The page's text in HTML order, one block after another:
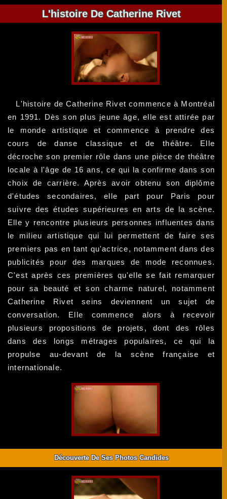
L'histoire De Catherine Rivet
L'histoire de Catherine Rivet commence à Montréal
en 1991. Dès son plus jeune âge, elle est attirée par
le monde artistique et commence à prendre des
cours de danse classique et de théâtre. Elle
décroche son premier rôle dans une pièce de théâtre
locale à l'âge de 16 ans, ce qui la confirme dans son
choix de carrière. Après avoir obtenu son diplôme
d'études secondaires, elle part pour Paris pour
suivre des études supérieures en arts de la scène.
Elle y rencontre plusieurs personnes influentes dans
le milieu artistique qui lui permettent de faire ses
premiers pas en tant qu'actrice, notamment dans des
publicités pour des marques de mode reconnues.
C'est après ces premières qu'elle se fait remarquer
pour sa beauté et son charme naturel, notamment
Catherine Rivet seins deviennent un sujet de
conversation. Elle commence alors à recevoir
plusieurs propositions de projets, dont des rôles
dans des longs métrages populaires, ce qui la
propulse au-devant de la scène française et
internationale.
Découverte De Ses Photos Candides